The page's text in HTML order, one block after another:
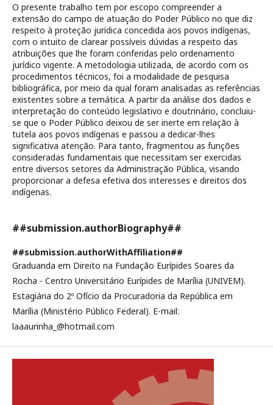
O presente trabalho tem por escopo compreender a
extensão do campo de atuação do Poder Público no que diz
respeito à proteção jurídica concedida aos povos indígenas,
com o intuito de clarear possíveis dúvidas a respeito das
atribuições que lhe foram conferidas pelo ordenamento
jurídico vigente. A metodologia utilizada, de acordo com os
procedimentos técnicos, foi a modalidade de pesquisa
bibliográfica, por meio da qual foram analisadas as referências
existentes sobre a temática. A partir da análise dos dados e
interpretação do conteúdo legislativo e doutrinário, concluiu-
se que o Poder Público deixou de ser inerte em relação à
tutela aos povos indígenas e passou a dedicar-lhes
significativa atenção. Para tanto, fragmentou as funções
consideradas fundamentais que necessitam ser exercidas
entre diversos setores da Administração Pública, visando
proporcionar a defesa efetiva dos interesses e direitos dos
indígenas.
##submission.authorBiography##
##submission.authorWithAffiliation##
Graduanda em Direito na Fundação Eurípides Soares da
Rocha - Centro Universitário Eurípides de Marília (UNIVEM).
Estagiária do 2º Ofício da Procuradoria da República em
Marília (Ministério Público Federal). E-mail:
laaaurinha_@hotmail.com